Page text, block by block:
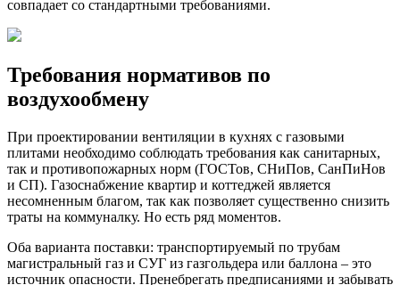
совпадает со стандартными требованиями.
Требования нормативов по
воздухообмену
При проектировании вентиляции в кухнях с газовыми
плитами необходимо соблюдать требования как санитарных,
так и противопожарных норм (ГОСТов, СНиПов, СанПиНов
и СП). Газоснабжение квартир и коттеджей является
несомненным благом, так как позволяет существенно снизить
траты на коммуналку. Но есть ряд моментов.
Оба варианта поставки: транспортируемый по трубам
магистральный газ и СУГ из газгольдера или баллона – это
источник опасности. Пренебрегать предписаниями и забывать